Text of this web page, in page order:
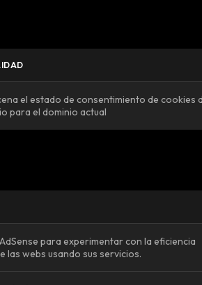
el estado de consentimiento de cookies
para el dominio actual
para experimentar con la eficiencia
las webs usando sus servicios.